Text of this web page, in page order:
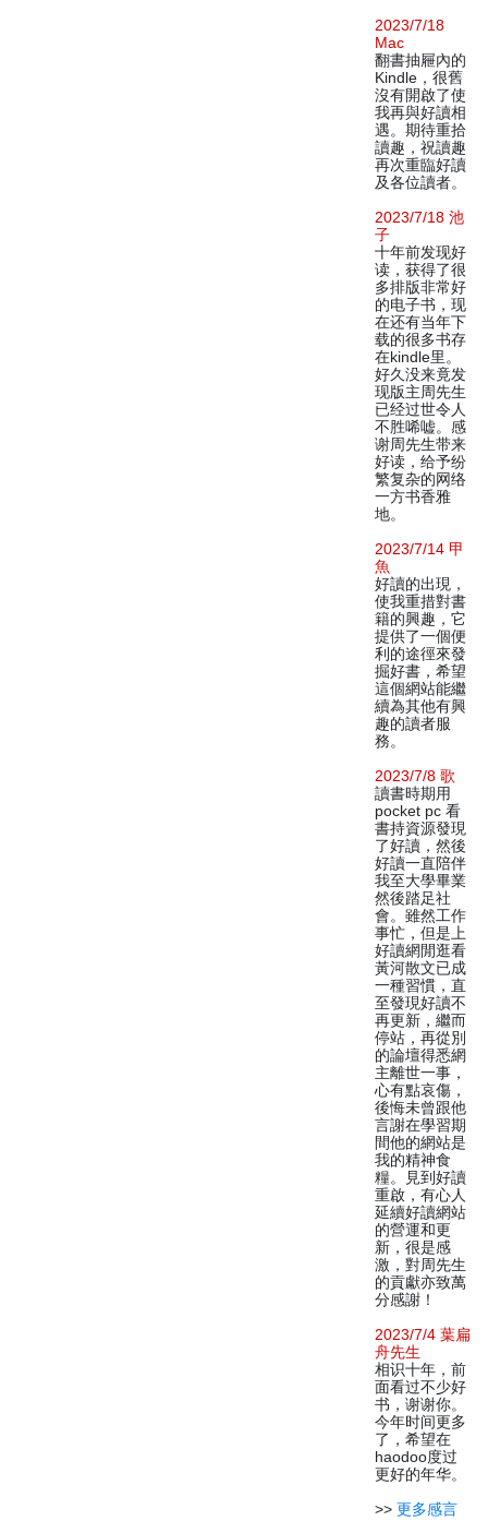
2023/7/18
Mac
翻書抽屜內的
Kindle，很舊
沒有開啟了使
我再與好讀相
遇。期待重拾
讀趣，祝讀趣
再次重臨好讀
及各位讀者。
2023/7/18 池
子
十年前发现好
读，获得了很
多排版非常好
的电子书，现
在还有当年下
载的很多书存
在kindle里。
好久没来竟发
现版主周先生
已经过世令人
不胜唏嘘。感
谢周先生带来
好读，给予纷
繁复杂的网络
一方书香雅
地。
2023/7/14 甲
魚
好讀的出現，
使我重措對書
籍的興趣，它
提供了一個便
利的途徑來發
掘好書，希望
這個網站能繼
續為其他有興
趣的讀者服
務。
2023/7/8 歌
讀書時期用
pocket pc 看
書持資源發現
了好讀，然後
好讀一直陪伴
我至大學畢業
然後踏足社
會。雖然工作
事忙，但是上
好讀網閒逛看
黃河散文已成
一種習慣，直
至發現好讀不
再更新，繼而
停站，再從別
的論壇得悉網
主離世一事，
心有點哀傷，
後悔未曾跟他
言謝在學習期
間他的網站是
我的精神食
糧。見到好讀
重啟，有心人
延續好讀網站
的營運和更
新，很是感
激，對周先生
的貢獻亦致萬
分感謝！
2023/7/4 葉扁
舟先生
相识十年，前
面看过不少好
书，谢谢你。
今年时间更多
了，希望在
haodoo度过
更好的年华。
>> 更多感言